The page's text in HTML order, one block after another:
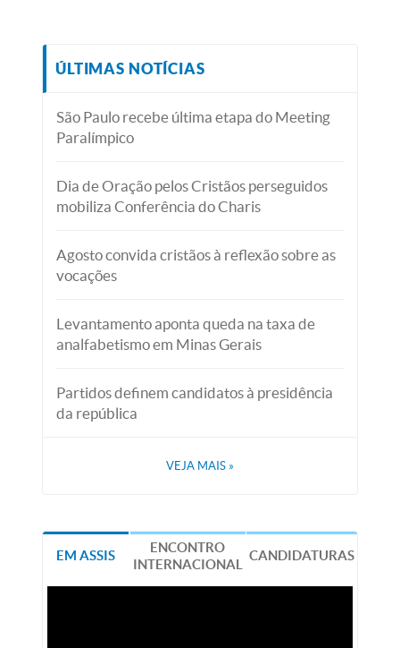
ÚLTIMAS NOTÍCIAS
São Paulo recebe última etapa do Meeting
Paralímpico
Dia de Oração pelos Cristãos perseguidos
mobiliza Conferência do Charis
Agosto convida cristãos à reflexão sobre as
vocações
Levantamento aponta queda na taxa de
analfabetismo em Minas Gerais
Partidos definem candidatos à presidência
da república
VEJA MAIS »
EM ASSIS
ENCONTRO
INTERNACIONAL
CANDIDATURAS